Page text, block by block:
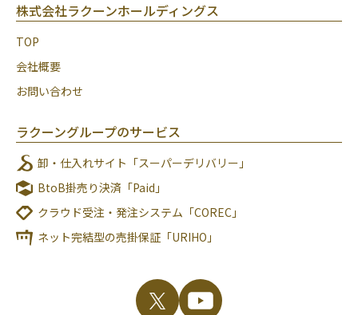
株式会社ラクーンホールディングス
TOP
会社概要
お問い合わせ
ラクーングループのサービス
卸・仕入れサイト「スーパーデリバリー」
BtoB掛売り決済「Paid」
クラウド受注・発注システム「COREC」
ネット完結型の売掛保証「URIHO」